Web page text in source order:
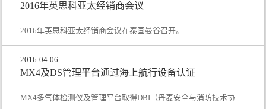
2016年英思科亚太经销商会议
2016年英思科亚太经销商会议在泰国曼谷召开。
2016-04-06
MX4及DS管理平台通过海上航行设备认证
MX4多气体检测仪及管理平台取得DBI（丹麦安全与消防技术协